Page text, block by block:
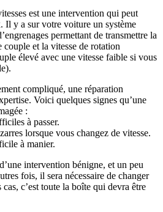
est une intervention qui peut
Il y a sur votre voiture un système
permettant de transmettre la
couple et la vitesse de rotation
élevé avec une vitesse faible si vous
compliqué, une réparation
Voici quelques signes qu’une
:
à passer.
lorsque vous changez de vitesse.
à manier.
intervention bénigne, et un peu
fois, il sera nécessaire de changer
c’est toute la boîte qui devra être